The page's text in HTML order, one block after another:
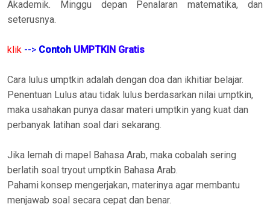
Akademik. Minggu depan Penalaran matematika, dan
seterusnya.
klik --> Contoh UMPTKIN Gratis
Cara lulus umptkin adalah dengan doa dan ikhitiar belajar.
Penentuan Lulus atau tidak lulus berdasarkan nilai umptkin,
maka usahakan punya dasar materi umptkin yang kuat dan
perbanyak latihan soal dari sekarang.
Jika lemah di mapel Bahasa Arab, maka cobalah sering
berlatih soal tryout umptkin Bahasa Arab.
Pahami konsep mengerjakan, materinya agar membantu
menjawab soal secara cepat dan benar.